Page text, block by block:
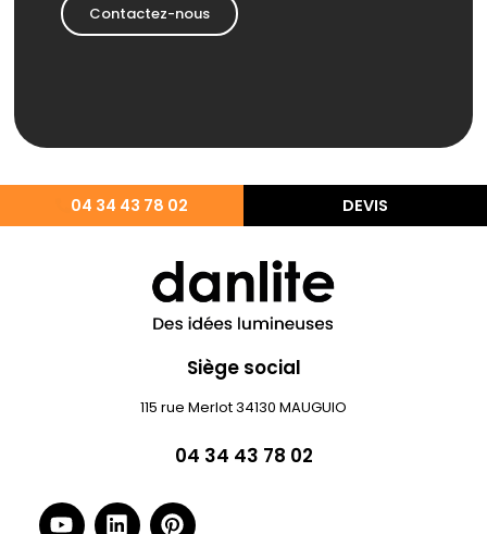
Contactez-nous
04 34 43 78 02 DEVIS
Siège social
115 rue Merlot 34130 MAUGUIO
04 34 43 78 02